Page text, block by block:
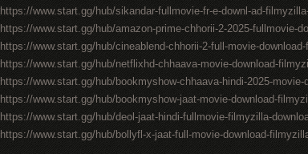
https://www.start.gg/hub/sikandar-fullmovie-fr-e-downl-ad-
https://www.start.gg/hub/amazon-prime-chhorii-2-2025-fullmovie-
https://www.start.gg/hub/cineablend-chhorii-2-full-movie-
https://www.start.gg/hub/netflixhd-chhaava-movie-download-
https://www.start.gg/hub/bookmyshow-chhaava-hindi-2025-
https://www.start.gg/hub/bookmyshow-jaat-movie-download-
https://www.start.gg/hub/deol-jaat-hindi-fullmovie-filmyzilla-
https://www.start.gg/hub/bollyfl-x-jaat-full-movie-download-